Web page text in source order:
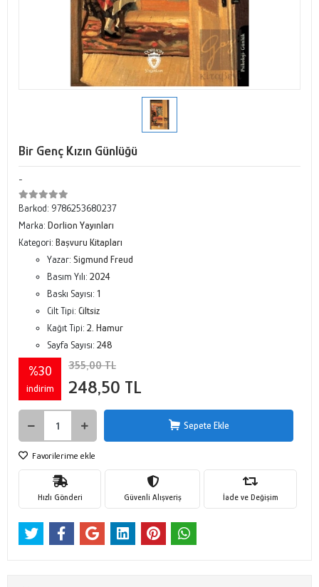
Bir Genç Kızın Günlüğü
-
Barkod: 9786253680237
Marka: Dorlion Yayınları
Kategori: Başvuru Kitapları
Yazar: Sigmund Freud
Basım Yılı: 2024
Baskı Sayısı: 1
Cilt Tipi: Ciltsiz
Kağıt Tipi: 2. Hamur
Sayfa Sayısı: 248
%30
indirim
355,00 TL
248,50 TL
Sepete Ekle
Favorilerime ekle
Hızlı Gönderi Güvenli Alışveriş İade ve Değişim